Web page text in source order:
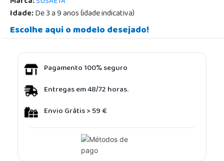
Idade:De 3 a 9 anos (idade indicativa)
Escolhe aqui o modelo desejado!
Pagamento 100% seguro
Entregas em 48/72 horas.
Envio Grátis > 59 €